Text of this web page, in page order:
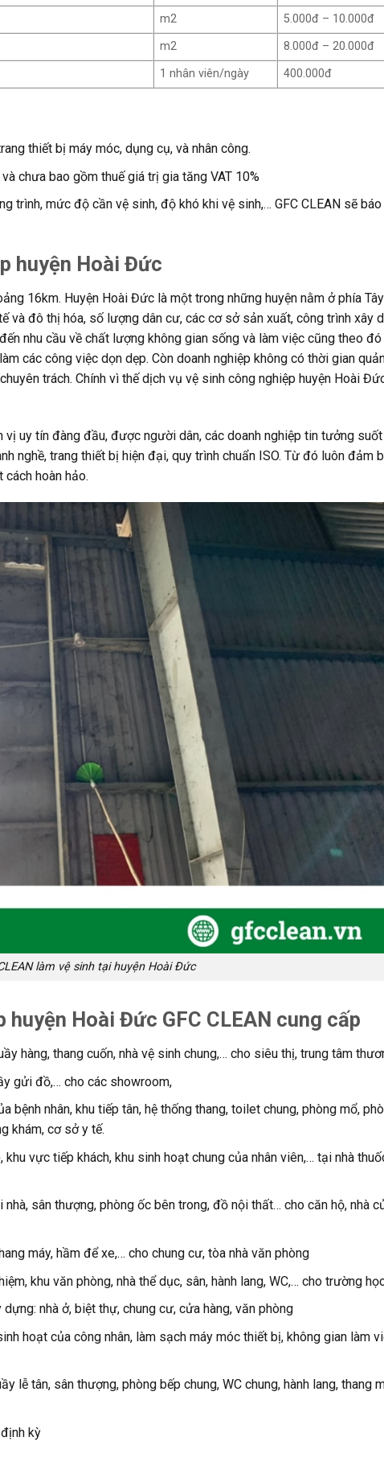
m2
5.000đ – 10.000đ
m2
8.000đ – 20.000đ
1 nhân viên/ngày 400.000đ
thiết bị máy móc, dụng cụ, và nhân công.
chưa bao gồm thuế giá trị gia tăng VAT 10%
trình, mức độ cần vệ sinh, độ khó khi vệ sinh,… GFC CLEAN sẽ
huyện Hoài Đức
16km. Huyện Hoài Đức là một trong những huyện nằm ở phía
và đô thị hóa, số lượng dân cư, các cơ sở sản xuất, công trình xây
nhu cầu về chất lượng không gian sống và làm việc cũng theo đó
các công việc dọn dẹp. Còn doanh nghiệp không có thời gian
trách. Chính vì thế dịch vụ vệ sinh công nghiệp huyện Hoài
vị uy tín đàng đầu, được người dân, các doanh nghiệp tin tưởng
nghề, trang thiết bị hiện đại, quy trình chuẩn ISO. Từ đó luôn đảm
hoàn hảo.
làm vệ sinh tại huyện Hoài Đức
Hoài Đức GFC CLEAN cung cấp
hàng, thang cuốn, nhà vệ sinh chung,… cho siêu thị, trung tâm
gửi đồ,… cho các showroom,
bệnh nhân, khu tiếp tân, hệ thống thang, toilet chung, phòng mổ,
khám, cơ sở y tế.
vực tiếp khách, khu sinh hoạt chung của nhân viên,… tại nhà
sân thượng, phòng ốc bên trong, đồ nội thất… cho căn hộ, nhà
máy, hầm để xe,… cho chung cư, tòa nhà văn phòng
khu văn phòng, nhà thể dục, sân, hành lang, WC,… cho trường
nhà ở, biệt thự, chung cư, cửa hàng, văn phòng
hoạt của công nhân, làm sạch máy móc thiết bị, không gian làm
lễ tân, sân thượng, phòng bếp chung, WC chung, hành lang, thang
kỳ